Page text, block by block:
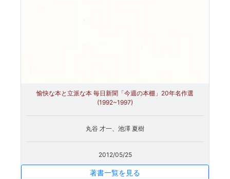
愉快な本と立派な本 毎日新聞「今週の本棚」20年名作選
(1992~1997)
丸谷 才一、池澤 夏樹
2012/05/25
著書一覧を見る